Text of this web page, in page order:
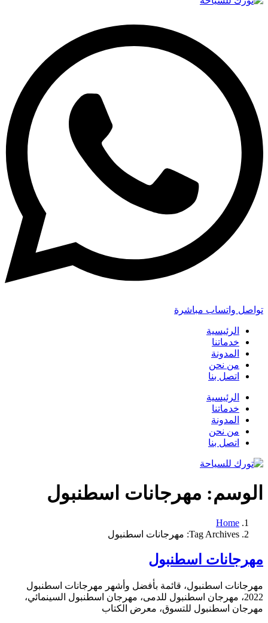
تواصل واتساب مباشرة
الرئيسية
خدماتنا
المدونة
من نحن
اتصل بنا
الرئيسية
خدماتنا
المدونة
من نحن
اتصل بنا
الوسم: مهرجانات اسطنبول
Home
Tag Archives: مهرجانات اسطنبول
مهرجانات اسطنبول
مهرجانات اسطنبول، قائمة بأفضل وأشهر مهرجانات اسطنبول
2022، مهرجان اسطنبول للدمى، مهرجان اسطنبول السينمائي،
مهرجان اسطنبول للتسوق، معرض الكتاب